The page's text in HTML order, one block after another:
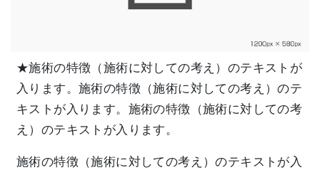
★施術の特徴（施術に対しての考え）のテキストが
入ります。施術の特徴（施術に対しての考え）のテ
キストが入ります。施術の特徴（施術に対しての考
え）のテキストが入ります。
施術の特徴（施術に対しての考え）のテキストが入